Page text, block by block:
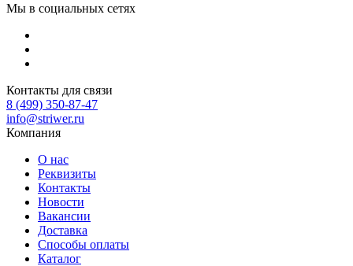
Мы в социальных сетях
Контакты для связи
8 (499) 350-87-47
info@striwer.ru
Компания
О нас
Реквизиты
Контакты
Новости
Вакансии
Доставка
Способы оплаты
Каталог